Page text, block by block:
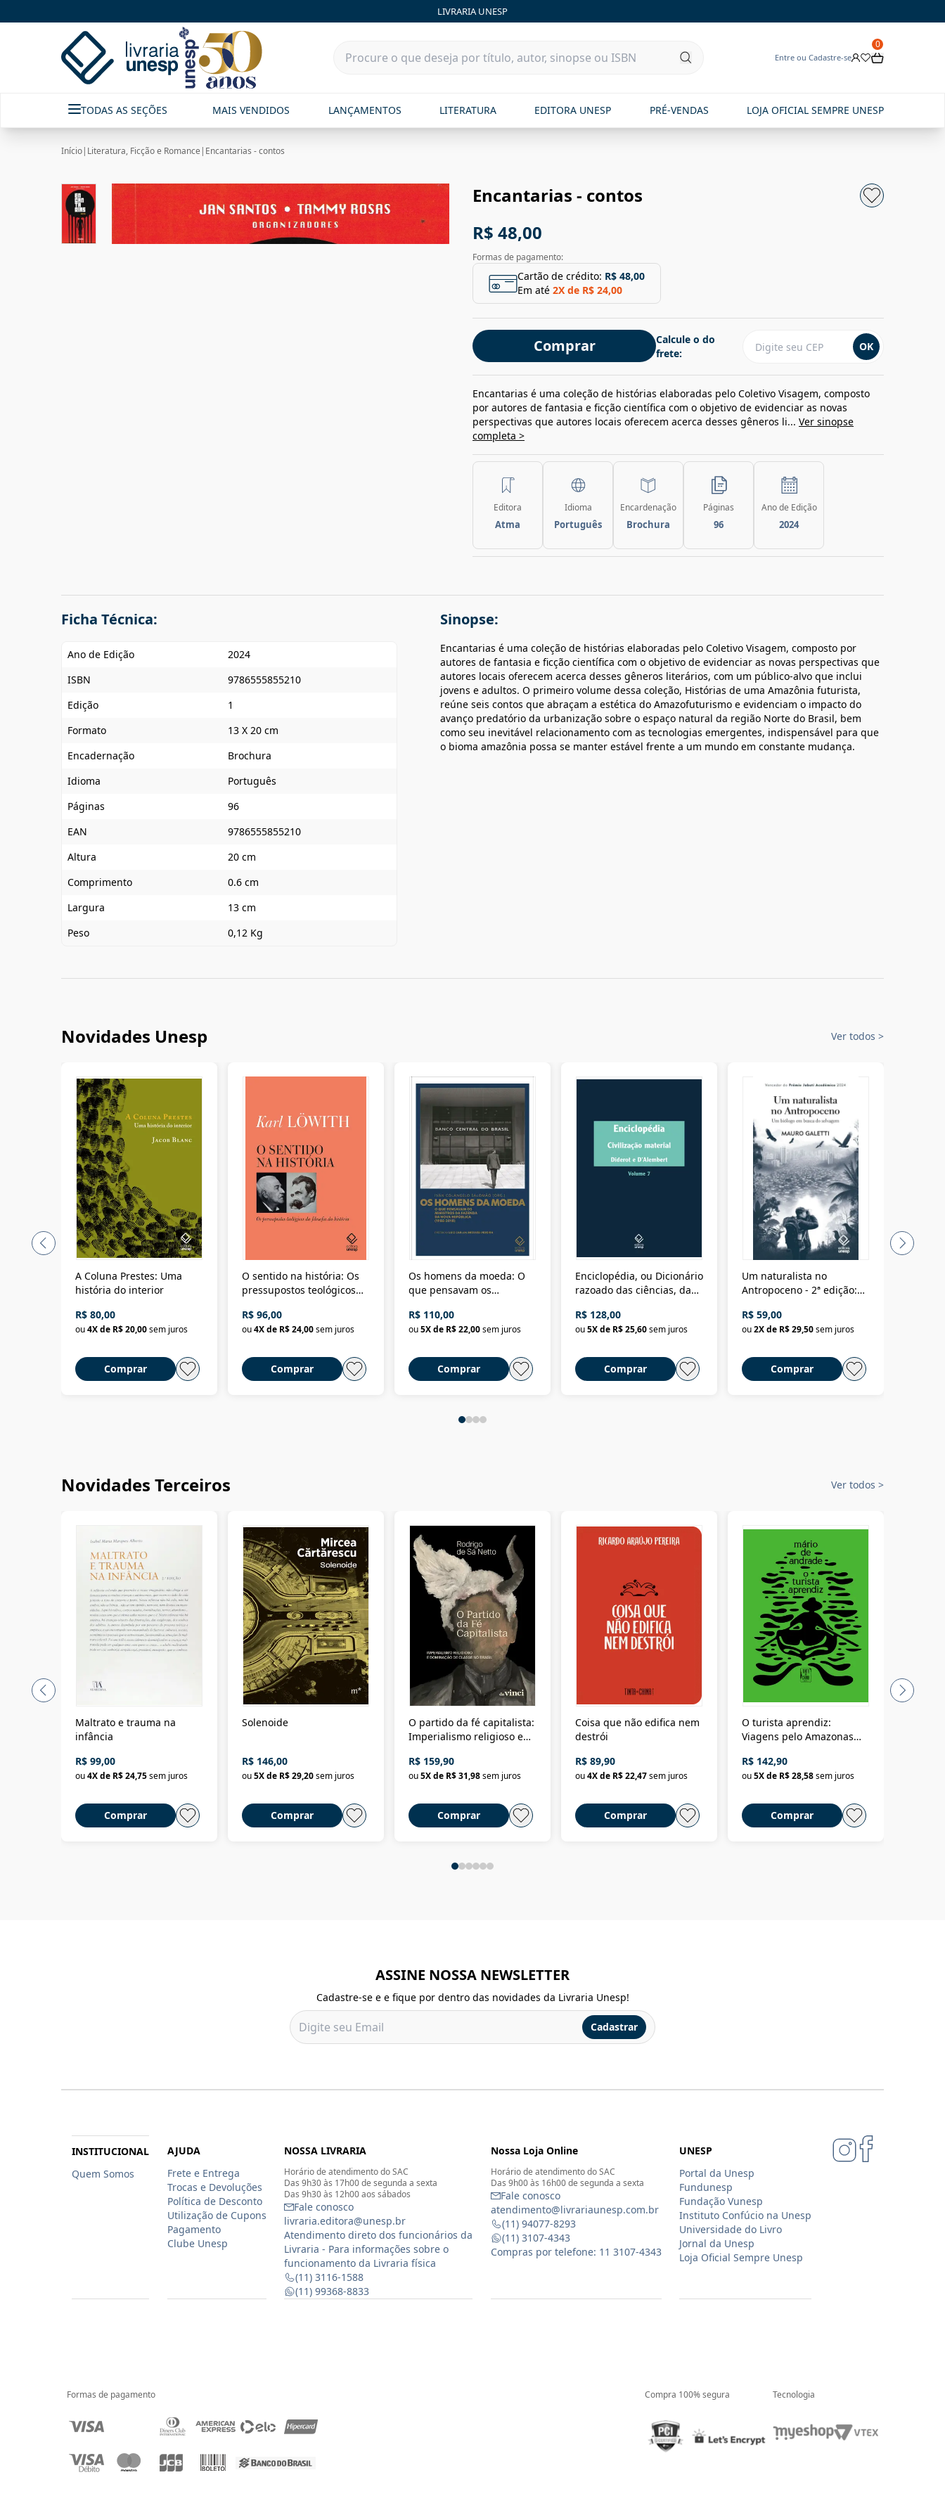
LIVRARIA UNESP
Entre ou Cadastre-se
0
TODAS AS SEÇÕES MAIS VENDIDOS LANÇAMENTOS LITERATURA EDITORA UNESP PRÉ-VENDAS LOJA OFICIAL SEMPRE UNESP
Início| Literatura, Ficção e Romance | Encantarias - contos
Encantarias - contos
R$ 48,00
Formas de pagamento:
Cartão de crédito: R$ 48,00
Em até 2X de R$ 24,00
Comprar
Calcule o do
frete:
OK
Encantarias é uma coleção de histórias elaboradas pelo Coletivo Visagem, composto
por autores de fantasia e ficção científica com o objetivo de evidenciar as novas
perspectivas que autores locais oferecem acerca desses gêneros li... Ver sinopse
completa >
Editora
Atma
Idioma
Português
Encardenação
Brochura
Páginas
96
Ano de Edição
2024
Ficha Técnica:
Ano de Edição
2024
ISBN
9786555855210
Edição
1
Formato
13 X 20 cm
Encadernação
Brochura
Idioma
Português
Páginas
96
EAN
9786555855210
Altura
20 cm
Comprimento
0.6 cm
Largura
13 cm
Peso
0,12 Kg
Sinopse:
Encantarias é uma coleção de histórias elaboradas pelo Coletivo Visagem, composto por
autores de fantasia e ficção científica com o objetivo de evidenciar as novas perspectivas que
autores locais oferecem acerca desses gêneros literários, com um público-alvo que inclui
jovens e adultos. O primeiro volume dessa coleção, Histórias de uma Amazônia futurista,
reúne seis contos que abraçam a estética do Amazofuturismo e evidenciam o impacto do
avanço predatório da urbanização sobre o espaço natural da região Norte do Brasil, bem
como seu inevitável relacionamento com as tecnologias emergentes, indispensável para que
o bioma amazônia possa se manter estável frente a um mundo em constante mudança.
Novidades Unesp Ver todos >
A Coluna Prestes: Uma
história do interior
R$ 80,00
ou4X de R$ 20,00sem juros
Comprar
O sentido na história: Os
pressupostos teológicos
R$ 96,00
ou4X de R$ 24,00sem juros
Comprar
Os homens da moeda: O
que pensavam os
Nova República (1985-
2018)
R$ 110,00
ou5X de R$ 22,00sem juros
Comprar
Enciclopédia, ou Dicionário
razoado das ciências, das
Civilização material
R$ 128,00
ou5X de R$ 25,60sem juros
Comprar
Um naturalista no
Antropoceno - 2ª edição:
selvagem
R$ 59,00
ou2X de R$ 29,50sem juros
Comprar
Novidades Terceiros Ver todos >
Maltrato e trauma na
infância
R$ 99,00
ou4X de R$ 24,75sem juros
Comprar
Solenoide
R$ 146,00
ou5X de R$ 29,20sem juros
Comprar
O partido da fé capitalista:
Imperialismo religioso e
Brasil
R$ 159,90
ou5X de R$ 31,98sem juros
Comprar
Coisa que não edifica nem
destrói
R$ 89,90
ou4X de R$ 22,47sem juros
Comprar
O turista aprendiz:
Viagens pelo Amazonas
até a Bolívia e por Marajó
até dizer chega
R$ 142,90
ou5X de R$ 28,58sem juros
Comprar
ASSINE NOSSA NEWSLETTER
Cadastre-se e e fique por dentro das novidades da Livraria Unesp!
Cadastrar
INSTITUCIONAL
Quem Somos
AJUDA
Frete e Entrega
Trocas e Devoluções
Política de Desconto
Utilização de Cupons
Pagamento
Clube Unesp
NOSSA LIVRARIA
Horário de atendimento do SAC
Das 9h30 às 17h00 de segunda a sexta
Das 9h30 às 12h00 aos sábados
Fale conosco
livraria.editora@unesp.br
Atendimento direto dos funcionários da
Livraria - Para informações sobre o
funcionamento da Livraria física
(11) 3116-1588
(11) 99368-8833
Nossa Loja Online
Horário de atendimento do SAC
Das 9h00 às 16h00 de segunda a sexta
Fale conosco
atendimento@livrariaunesp.com.br
(11) 94077-8293
(11) 3107-4343
Compras por telefone: 11 3107-4343
UNESP
Portal da Unesp
Fundunesp
Fundação Vunesp
Instituto Confúcio na Unesp
Universidade do Livro
Jornal da Unesp
Loja Oficial Sempre Unesp
Formas de pagamento Compra 100% segura Tecnologia